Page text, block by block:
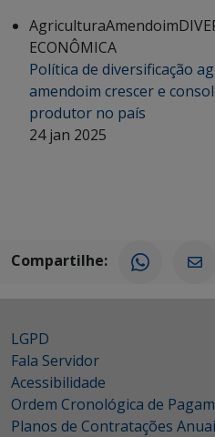
AgriculturaAmendoim
ECONÔMICA
Política de diversificação
amendoim crescer e
produtor no país
24 jan 2025
Compartilhe:
LGPD
Fala Servidor
Acessibilidade
Ordem Cronológica de
Planos de Contratações